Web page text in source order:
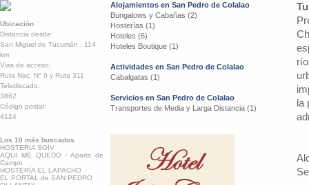
Ubicación
Distancia desde:
San Miguel de Tucumán : 114
km
Vias de acceso:
Ruta Nac. N° 9 y Ruta 311
Telediscado:
3862
Código postal:
4124
Los 10 más buscados
HOSTERIA SOIV
AQUI ME QUEDO - Aparts de
Campo
HOSTERÍA EL LAPACHO
EL PORTAL de SAN PEDRO
Alojamientos en San Pedro de Colalao
Bungalows y Cabañas (2)
Hosterías (1)
Hoteles (6)
Hoteles Boutique (1)
Actividades en San Pedro de Colalao
Cabalgatas (1)
Servicios en San Pedro de Colalao
Transportes de Media y Larga Distancia (1)
la